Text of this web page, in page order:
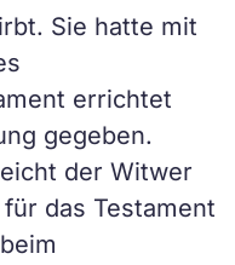
Sie hatte mit
errichtet
gegeben.
der Witwer
das Testament